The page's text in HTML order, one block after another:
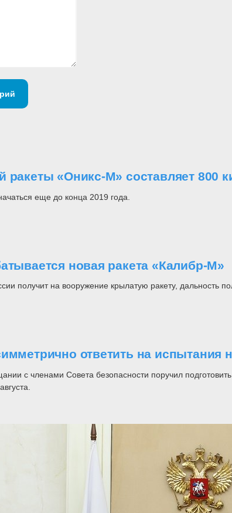
ракеты «Оникс-М» составляет 800
еще до конца 2019 года.
новая ракета «Калибр-М»
получит на вооружение крылатую ракету, дальность
ответить на испытания
с членами Совета безопасности поручил